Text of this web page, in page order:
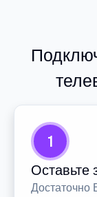
1
Оставьте
Достаточно